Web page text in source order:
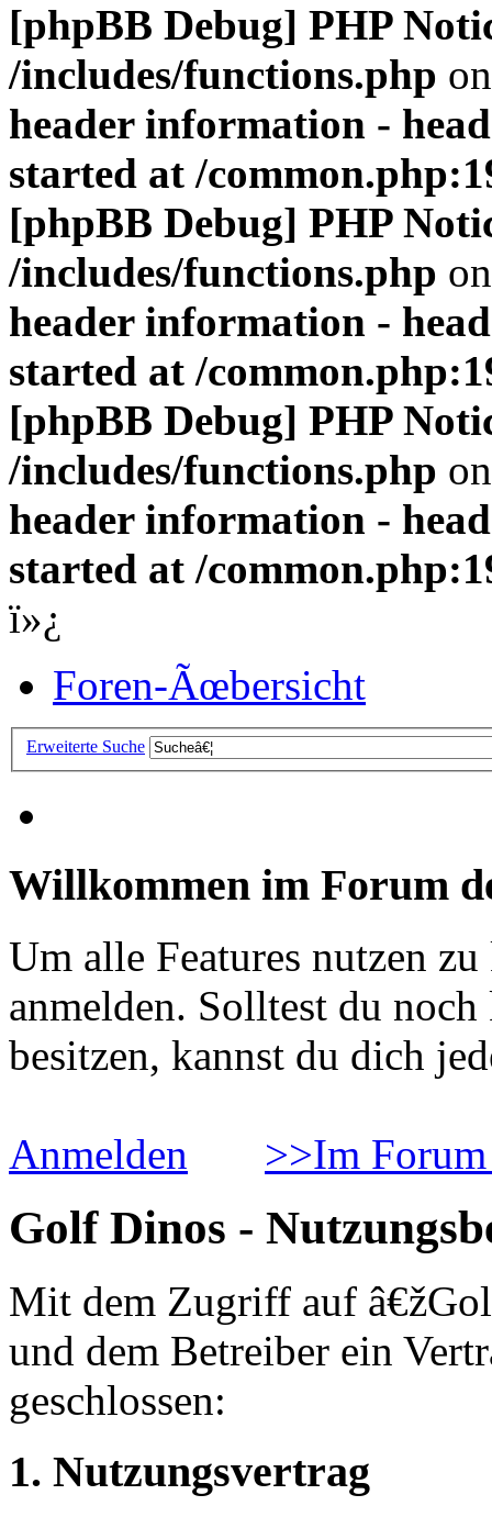
[phpBB Debug] PHP
/includes/functions.php
header information -
started at /
[phpBB Debug] PHP
/includes/functions.php
header information -
started at /
[phpBB Debug] PHP
/includes/functions.php
header information -
started at /
ï»¿
Foren-Ãœbersicht
Erweiterte Suche
Willkommen im Forum
Um alle Features nutzen
anmelden. Solltest du
besitzen, kannst du dich
Anmelden >>Im
Golf Dinos -
Mit dem Zugriff auf
und dem Betreiber ein
geschlossen:
1. Nutzungsvertrag